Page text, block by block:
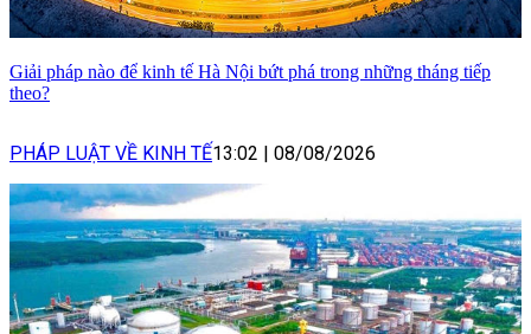
Giải pháp nào để kinh tế Hà Nội bứt phá trong những tháng tiếp
theo?
PHÁP LUẬT VỀ KINH TẾ13:02 | 08/08/2026